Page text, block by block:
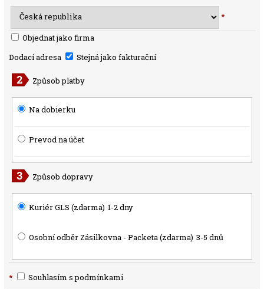
*
Objednat jako firma
Dodací adresa
Stejná jako fakturační
Způsob platby
Na dobierku
Prevod na účet
Způsob dopravy
Kuriér GLS (zdarma) 1-2 dny
Osobní odběr Zásilkovna - Packeta (zdarma) 3-5 dnů
* Souhlasím s podmínkami